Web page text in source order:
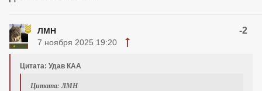
ЛМН -2
7 ноября 2025 19:20
Цитата: Удав КАА
Цитата: ЛМН